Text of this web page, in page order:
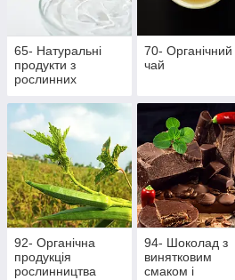
65- Натуральні
продукти з
рослинних
70- Органічний
чай
92- Органічна
продукція
рослинництва
94- Шоколад з
винятковим
смаком і